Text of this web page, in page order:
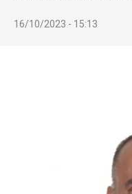
16/10/2023 - 15:13